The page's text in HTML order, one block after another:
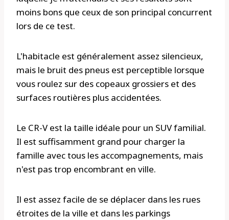
moins bons que ceux de son principal concurrent
lors de ce test.
L'habitacle est généralement assez silencieux,
mais le bruit des pneus est perceptible lorsque
vous roulez sur des copeaux grossiers et des
surfaces routières plus accidentées.
Le CR-V est la taille idéale pour un SUV familial.
Il est suffisamment grand pour charger la
famille avec tous les accompagnements, mais
n'est pas trop encombrant en ville.
Il est assez facile de se déplacer dans les rues
étroites de la ville et dans les parkings